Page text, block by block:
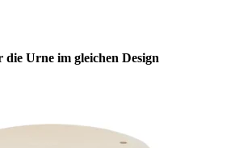
Urne im gleichen Design